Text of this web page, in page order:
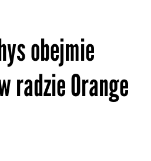
obejmie
radzie Orange